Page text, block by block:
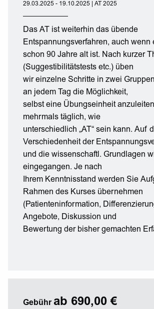
29.03.2025 - 19.10.2025 | AT 2025
Das AT ist weiterhin das übende
Entspannungsverfahren, auch wenn
schon 90 Jahre alt ist. Nach kurzer
(Suggestibilitätstests etc.) üben
wir einzelne Schritte in zwei
an jedem Tag die Möglichkeit,
selbst eine Übungseinheit
mehrmals täglich, wie
unterschiedlich „AT“ sein kann. Auf
Verschiedenheit der
und die wissenschaftl. Grundlagen
eingegangen. Je nach
Ihrem Kenntnisstand werden Sie
Rahmen des Kurses übernehmen
(Patienteninformation,
Angebote, Diskussion und
Bewertung der bisher gemachten
Gebühr ab 690,00 €